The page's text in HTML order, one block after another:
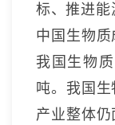
标、推进能
中国生物质
我国生物
吨。我国
产业整体仍